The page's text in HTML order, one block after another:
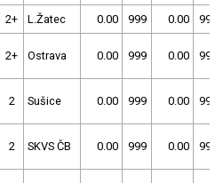
2+ L.Žatec 0.00 999 0.00 999
2+ Ostrava 0.00 999 0.00 999
2 Sušice 0.00 999 0.00 999
2 SKVS ČB 0.00 999 0.00 999